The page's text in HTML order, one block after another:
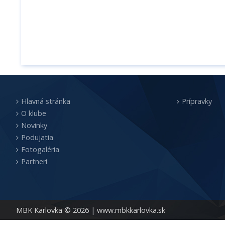
MBK Karlovka © 2026 | www.mbkkarlovka.sk
Hlavná stránka
O klube
Novinky
Podujatia
Fotogaléria
Partneri
Prípravky